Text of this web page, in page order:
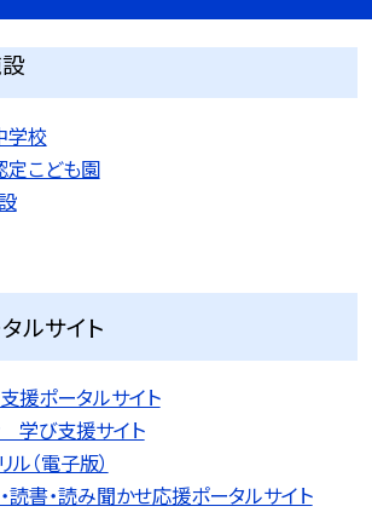
学校
定こども園
ルサイト
ポータルサイト
学び支援サイト
ル（電子版）
書・読み聞かせ応援ポータルサイト